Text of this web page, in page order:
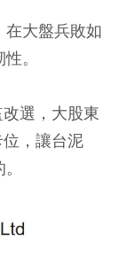
在大盤兵敗如
。
選，大股東
，讓台泥